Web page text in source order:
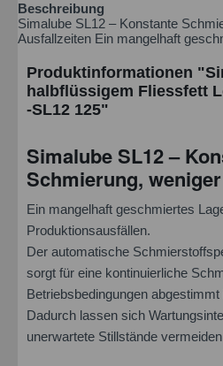
Beschreibung
Simalube SL12 – Konstante
Ausfallzeiten Ein mangelhaft
Produktinformationen
halbflüssigem Fliessfett
-SL12 125"
Simalube SL12 –
Schmierung,
Ein mangelhaft geschmiertes
Produktionsausfällen.
Der automatische
sorgt für eine kontinuierliche
Betriebsbedingungen abgestimmt
Dadurch lassen sich
unerwartete Stillstände